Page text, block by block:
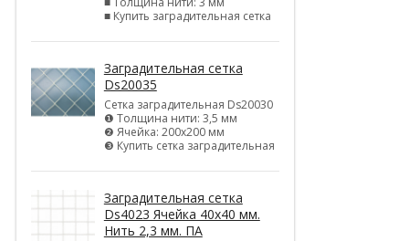
■ Купить заградительная сетка
Заградительная сетка
Ds20035
Сетка заградительная Ds20030
❶ Толщина нити: 3,5 мм
❷ Ячейка: 200х200 мм
❸ Купить сетка заградительная
Заградительная сетка
Ds4023 Ячейка 40х40 мм.
Нить 2,3 мм. ПА